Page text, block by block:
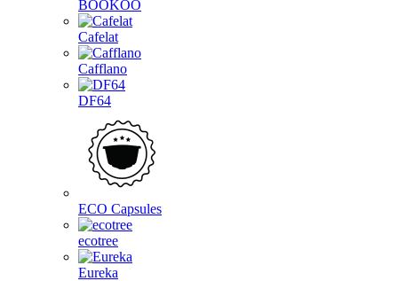
BOOKOO
Cafelat
Cafflano
DF64
ECO Capsules
ecotree
Eureka